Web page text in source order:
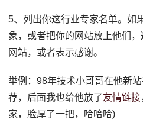
5、列出你这行业专家名单。如
象，或者把你的网站放上他们
网站，或者表示感谢。
举例：98年技术小哥哥在他新
荐，后面我也给他放了友情链接
家，脸厚了一把，哈哈哈)